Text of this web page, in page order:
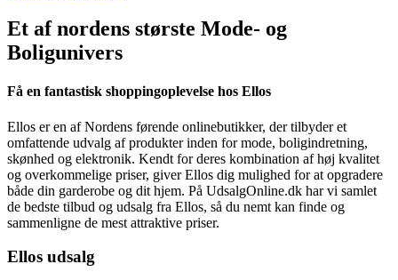
Et af nordens største Mode- og
Boligunivers
Få en fantastisk shoppingoplevelse hos Ellos
Ellos er en af Nordens førende onlinebutikker, der tilbyder et
omfattende udvalg af produkter inden for mode, boligindretning,
skønhed og elektronik. Kendt for deres kombination af høj kvalitet
og overkommelige priser, giver Ellos dig mulighed for at opgradere
både din garderobe og dit hjem. På UdsalgOnline.dk har vi samlet
de bedste tilbud og udsalg fra Ellos, så du nemt kan finde og
sammenligne de mest attraktive priser.
Ellos udsalg